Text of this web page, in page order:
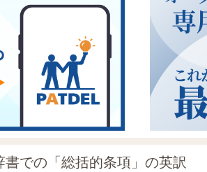
での「総括的条項」の英訳